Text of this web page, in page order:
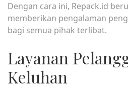
Dengan cara ini, Repack.id
memberikan pengalaman
bagi semua pihak terlibat.
Layanan
Keluhan